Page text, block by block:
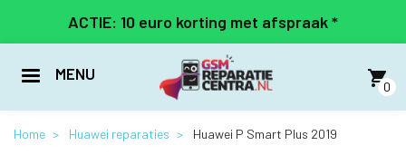
naar
inhoud
ACTIE: 10 euro korting met afspraak *
MENU
0
Home Huawei reparaties Huawei P Smart Plus 2019